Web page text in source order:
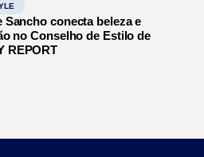
Sancho conecta beleza e
no Conselho de Estilo de
REPORT